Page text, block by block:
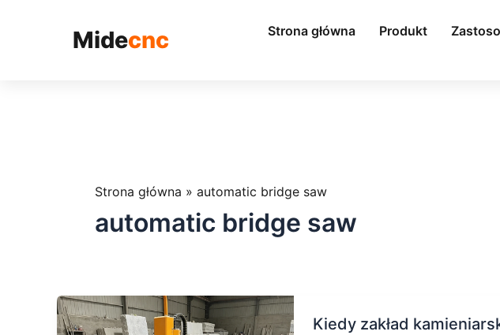
Midecnc Strona główna Produkt
Strona główna » automatic bridge saw
automatic bridge saw
Kiedy zakład
zakład